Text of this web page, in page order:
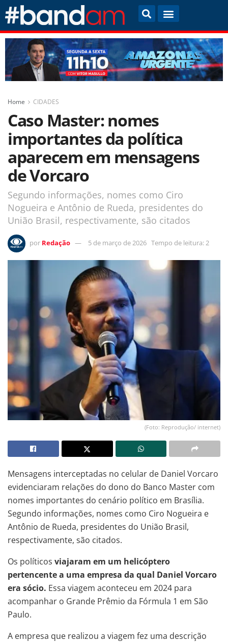
Home CIDADES
Caso Master: nomes
importantes da política
aparecem em mensagens
de Vorcaro
Segundo informações, nomes como Ciro
Nogueira e Antônio de Rueda, presidentes do
União Brasil, respectivamente, são citados
por Redação 5 de março de 2026 Tempo de leitura: 2
(Foto: Reprodução/ internet)
Mensagens interceptadas no celular de Daniel Vorcaro
evidenciaram relações do dono do Banco Master com
nomes importantes do cenário político em Brasília.
Segundo informações, nomes como Ciro Nogueira e
Antônio de Rueda, presidentes do União Brasil,
respectivamente, são citados.
Os políticos viajaram em um helicóptero
pertencente a uma empresa da qual Daniel Vorcaro
era sócio. Essa viagem aconteceu em 2024 para
acompanhar o Grande Prêmio da Fórmula 1 em São
Paulo.
A empresa que realizou a viagem fez uma descrição